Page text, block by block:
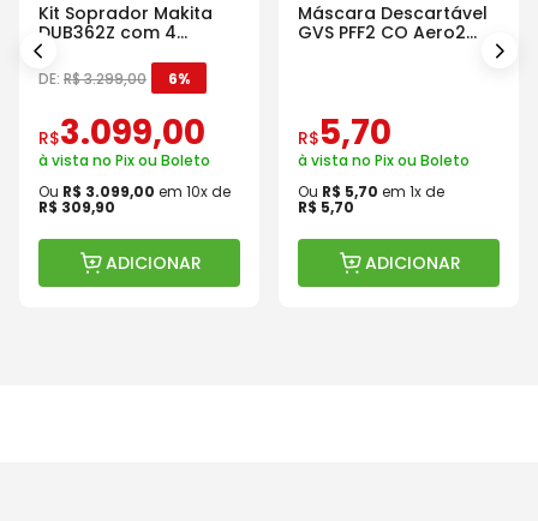
Kit Soprador Makita
DUB362Z com 4
Baterias Carregador e
Maleta
DE: R$3.299,00 6%
R$3.099,00
à vista no Pix ou Boleto
Ou R$ 3.099,00 em 10x de
R$ 309,90
ADICIONAR
Máscara Descartável
GVS PFF2 CO Aero2
R$5,70
à vista no Pix ou Boleto
Ou R$ 5,70 em 1x de
R$ 5,70
ADICIONAR